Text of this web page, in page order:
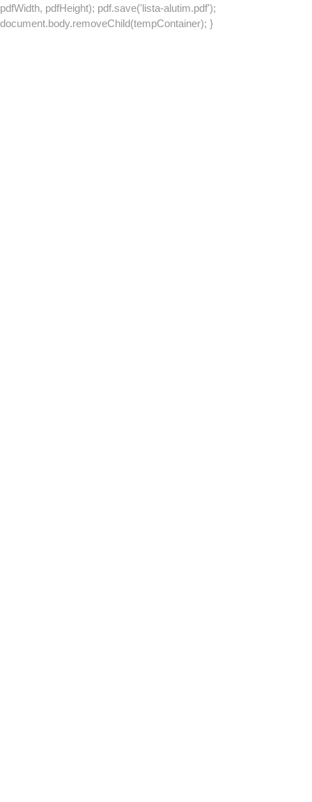
pdfWidth, pdfHeight); pdf.save('lista-alutim.pdf');
document.body.removeChild(tempContainer); }